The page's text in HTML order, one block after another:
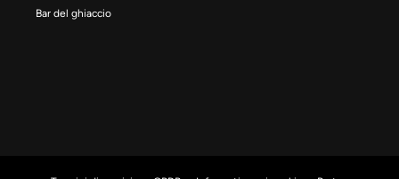
Bar del ghiaccio